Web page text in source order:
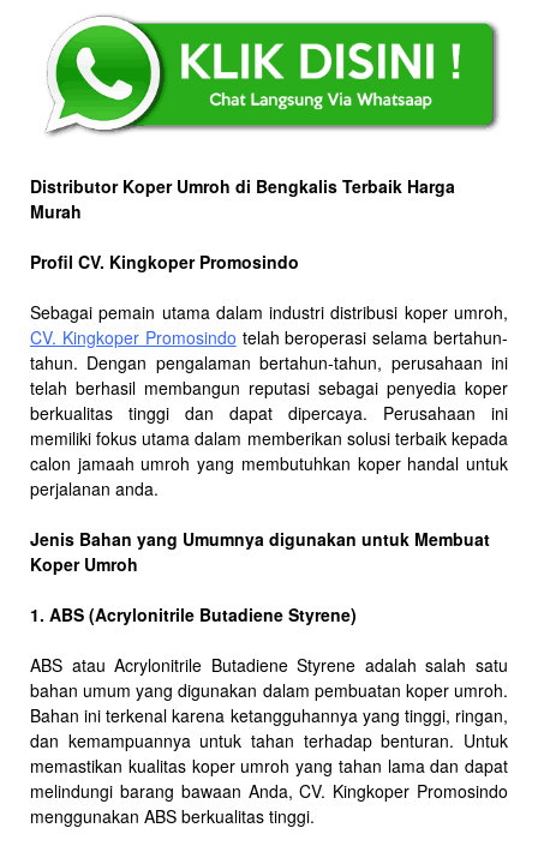
Distributor Koper Umroh di Bengkalis Terbaik Harga
Murah
Profil CV. Kingkoper Promosindo
Sebagai pemain utama dalam industri distribusi koper umroh,
CV. Kingkoper Promosindo telah beroperasi selama bertahun-
tahun. Dengan pengalaman bertahun-tahun, perusahaan ini
telah berhasil membangun reputasi sebagai penyedia koper
berkualitas tinggi dan dapat dipercaya. Perusahaan ini
memiliki fokus utama dalam memberikan solusi terbaik kepada
calon jamaah umroh yang membutuhkan koper handal untuk
perjalanan anda.
Jenis Bahan yang Umumnya digunakan untuk Membuat
Koper Umroh
1. ABS (Acrylonitrile Butadiene Styrene)
ABS atau Acrylonitrile Butadiene Styrene adalah salah satu
bahan umum yang digunakan dalam pembuatan koper umroh.
Bahan ini terkenal karena ketangguhannya yang tinggi, ringan,
dan kemampuannya untuk tahan terhadap benturan. Untuk
memastikan kualitas koper umroh yang tahan lama dan dapat
melindungi barang bawaan Anda, CV. Kingkoper Promosindo
menggunakan ABS berkualitas tinggi.